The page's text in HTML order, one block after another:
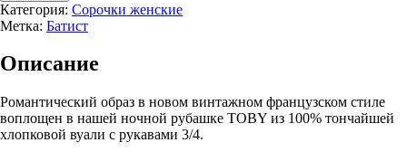
Категория: Сорочки женские
Метка: Батист
Описание
Романтический образ в новом винтажном французском стиле
воплощен в нашей ночной рубашке TOBY из 100% тончайшей
хлопковой вуали с рукавами 3/4.